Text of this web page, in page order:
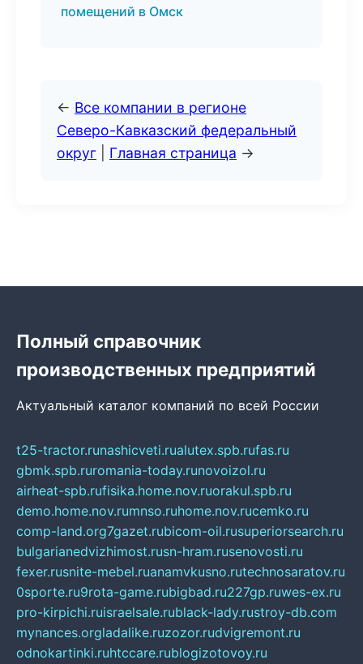
помещений в Омск
← Все компании в регионе
Северо-Кавказский федеральный
округ
Главная страница →
Полный справочник
производственных предприятий
Актуальный каталог компаний по всей России
t25-tractor.runashicveti.rualutex.spb.rufas.ru
gbmk.spb.ruromania-today.runovoizol.ru
airheat-spb.rufisika.home.nov.ruorakul.spb.ru
demo.home.nov.rumnso.ruhome.nov.rucemko.ru
comp-land.org7gazet.rubicom-oil.rusuperiorsearch.ru
bulgarianedvizhimost.rusn-hram.rusenovosti.ru
fexer.rusnite-mebel.ruanamvkusno.rutechnosaratov.ru
0sporte.ru9rota-game.rubigbad.ru227gp.ruwes-ex.ru
pro-kirpichi.ruisraelsale.rublack-lady.rustroy-db.com
mynances.orgladalike.ruzozor.rudvigremont.ru
odnokartinki.ruhtccare.rublogizotovoy.ru